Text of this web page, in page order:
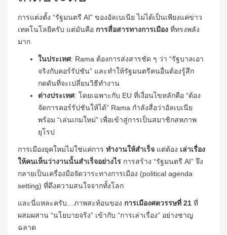
การแต่งตั้ง “รัฐมนตรี AI” ของอัลเบเนีย ไม่ได้เป็นเพียงแค่ข่าว
เทคโนโลยีครับ แต่มันคือ การสื่อสารทางการเมือง ที่ทรงพลัง
มาก
ในประเทศ: Rama ต้องการส่งสารชัด ๆ ว่า “รัฐบาลเอา
จริงกับคอร์รัปชัน” และทำให้รัฐมนตรีคนอื่นต้องรู้สึก
กดดันที่จะเปลี่ยนวิธีทำงาน
ต่างประเทศ: โดยเฉพาะกับ EU ที่เงื่อนไขหลักคือ “ต้อง
จัดการคอร์รัปชันให้ได้” Rama กำลังสื่อว่าอัลเบเนีย
พร้อม “เล่นเกมใหม่” เพื่อเข้าสู่การเป็นสมาชิกสหภาพ
ยุโรป
การเมืองยุคใหม่ไม่ใช่แค่การ ทำงานให้สำเร็จ แต่ต้อง เล่าเรื่อง
ให้คนเห็นว่างานนั้นสำเร็จอย่างไร การสร้าง “รัฐมนตรี AI” จึง
กลายเป็นเครื่องมือจัดวาระทางการเมือง (political agenda
setting) ที่ดึงความสนใจจากทั้งโลก
และนี่แหละครับ…ภาพสะท้อนของ การเมืองศตวรรษที่ 21 ที่
ผสมผสาน “นโยบายจริง” เข้ากับ “การเล่าเรื่อง” อย่างชาญ
ฉลาด